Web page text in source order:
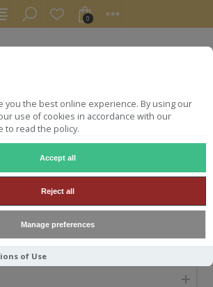
you the best online experience. By using our
use of cookies in accordance with our
to read the policy.
Accept all
Reject all
Manage preferences
of Use
0
PIXAN